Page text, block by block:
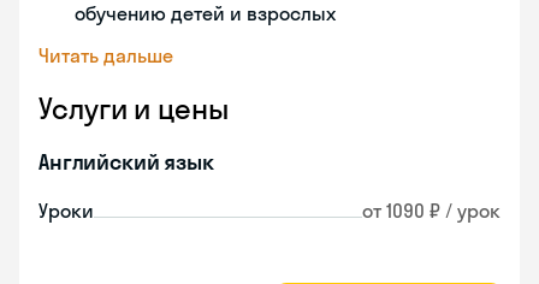
обучению детей и взрослых
Читать дальше
Услуги и цены
Английский язык
Уроки от 1090 ₽ / урок